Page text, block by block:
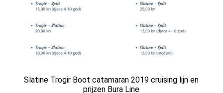
Slatine Trogir Boot catamaran 2019 cruising lijn en
prijzen Bura Line